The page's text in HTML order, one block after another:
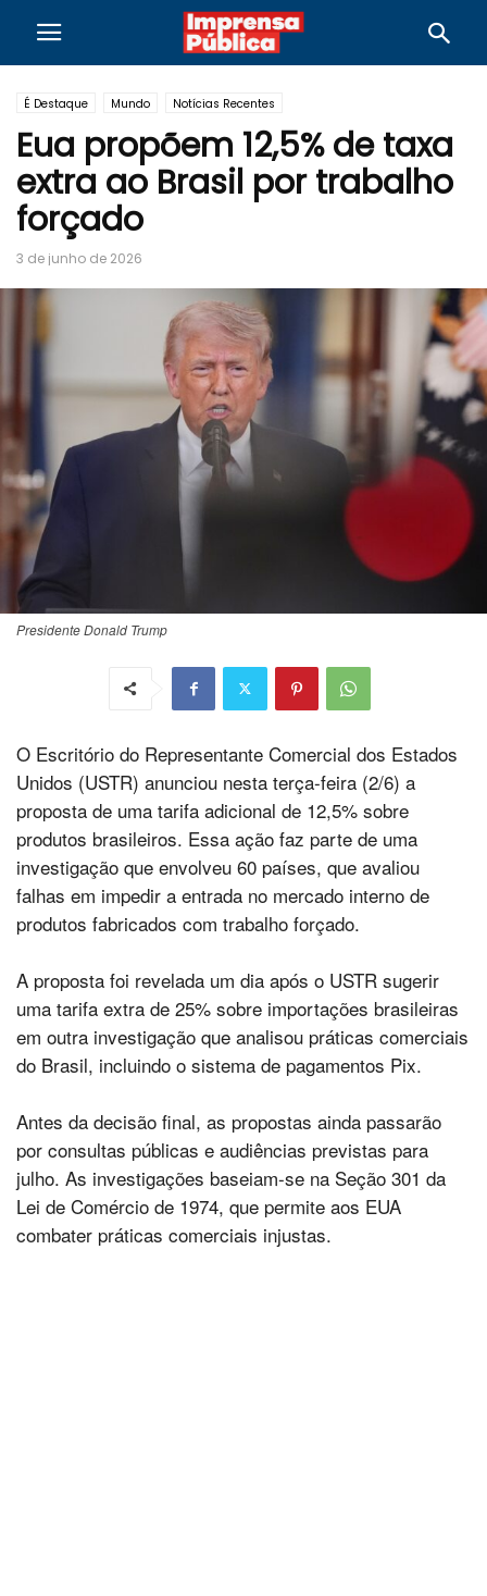
É Destaque Mundo Notícias Recentes
Eua propõem 12,5% de taxa
extra ao Brasil por trabalho
forçado
3 de junho de 2026
Presidente Donald Trump
O Escritório do Representante Comercial dos Estados
Unidos (USTR) anunciou nesta terça-feira (2/6) a
proposta de uma tarifa adicional de 12,5% sobre
produtos brasileiros. Essa ação faz parte de uma
investigação que envolveu 60 países, que avaliou
falhas em impedir a entrada no mercado interno de
produtos fabricados com trabalho forçado.
A proposta foi revelada um dia após o USTR sugerir
uma tarifa extra de 25% sobre importações brasileiras
em outra investigação que analisou práticas comerciais
do Brasil, incluindo o sistema de pagamentos Pix.
Antes da decisão final, as propostas ainda passarão
por consultas públicas e audiências previstas para
julho. As investigações baseiam-se na Seção 301 da
Lei de Comércio de 1974, que permite aos EUA
combater práticas comerciais injustas.